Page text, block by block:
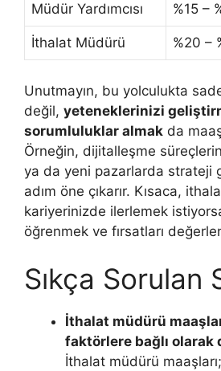
Müdür Yardımcısı %15 –
İthalat Müdürü %20 –
Unutmayın, bu yolculukta
değil, yeteneklerinizi
sorumluluklar almak da
Örneğin, dijitalleşme
ya da yeni pazarlarda strateji
adım öne çıkarır. Kısaca,
kariyerinizde ilerlemek
öğrenmek ve fırsatları
Sıkça Sorulan
İthalat müdürü
faktörlere bağlı olarak
İthalat müdürü